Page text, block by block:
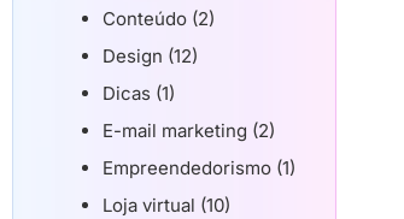
Conteúdo (2)
Design (12)
Dicas (1)
E-mail marketing (2)
Empreendedorismo (1)
Loja virtual (10)